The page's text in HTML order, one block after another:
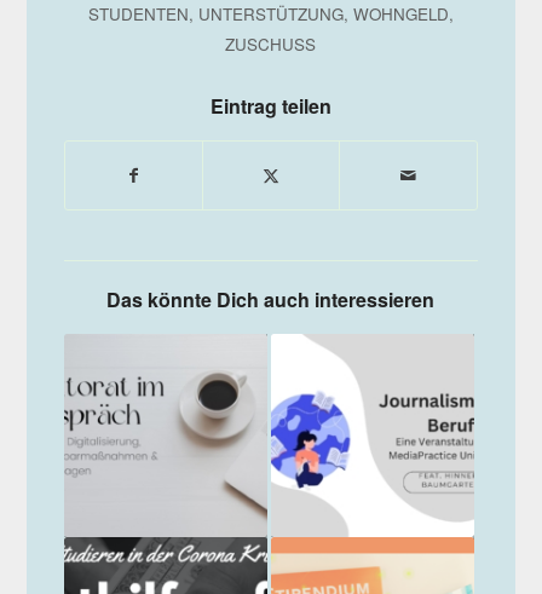
STUDENTEN, UNTERSTÜTZUNG, WOHNGELD,
ZUSCHUSS
Eintrag teilen
Das könnte Dich auch interessieren